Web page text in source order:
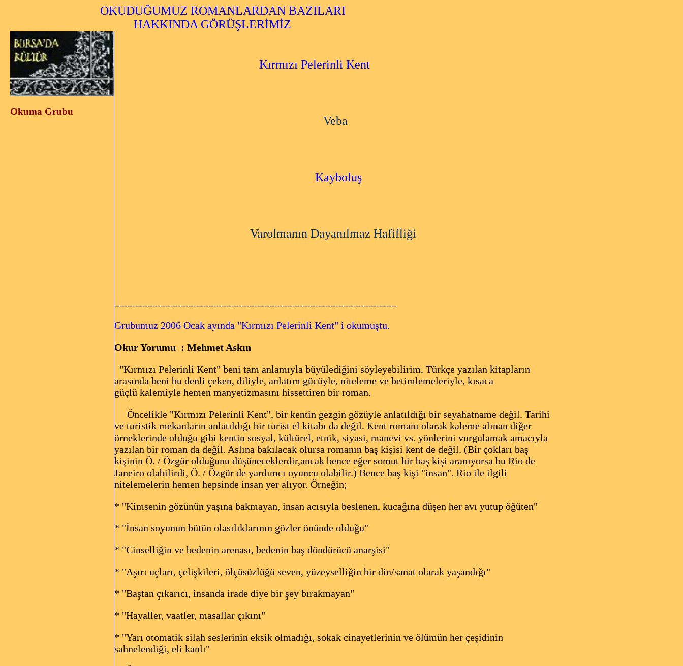
OKUDUĞUMUZ ROMANLARDAN BAZILARI
HAKKINDA GÖRÜŞLERİMİZ
Okuma Grubu
Kırmızı Pelerinli Kent
Veba
Kayboluş
Varolmanın Dayanılmaz Hafifliği
---------------------------------------------------------------------------------------------------------------
Grubumuz 2006 Ocak ayında "Kırmızı Pelerinli Kent" i okumuştu.
Okur Yorumu : Mehmet Askın
"Kırmızı Pelerinli Kent" beni tam anlamıyla büyülediğini söyleyebilirim. Türkçe yazılan kitapların
arasında beni bu denli çeken, diliyle, anlatım gücüyle, niteleme ve betimlemeleriyle, kısaca
güçlü kalemiyle hemen manyetizmasını hissettiren bir roman.
Öncelikle "Kırmızı Pelerinli Kent", bir kentin gezgin gözüyle anlatıldığı bir seyahatname değil. Tarihi
ve turistik mekanların anlatıldığı bir turist el kitabı da değil. Kent romanı olarak kaleme alınan diğer
örneklerinde olduğu gibi kentin sosyal, kültürel, etnik, siyasi, manevi vs. yönlerini vurgulamak amacıyla
yazılan bir roman da değil. Aslına bakılacak olursa romanın baş kişisi kent de değil. (Bir çokları baş
kişinin Ö. / Özgür olduğunu düşüneceklerdir,ancak bence eğer somut bir baş kişi aranıyorsa bu Rio de
Janeiro olabilirdi, Ö. / Özgür de yardımcı oyuncu olabilir.) Bence baş kişi "insan". Rio ile ilgili
nitelemelerin hemen hepsinde insan yer alıyor. Örneğin;
* "Kimsenin gözünün yaşına bakmayan, insan acısıyla beslenen, kucağına düşen her avı yutup öğüten"
* "İnsan soyunun bütün olasılıklarının gözler önünde olduğu"
* "Cinselliğin ve bedenin arenası, bedenin baş döndürücü anarşisi"
* "Aşırı uçları, çelişkileri, ölçüsüzlüğü seven, yüzeyselliğin bir din/sanat olarak yaşandığı"
* "Baştan çıkarıcı, insanda irade diye bir şey bırakmayan"
* "Hayaller, vaatler, masallar çıkını"
* "Yarı otomatik silah seslerinin eksik olmadığı, sokak cinayetlerinin ve ölümün her çeşidinin
sahnelendiği, eli kanlı"